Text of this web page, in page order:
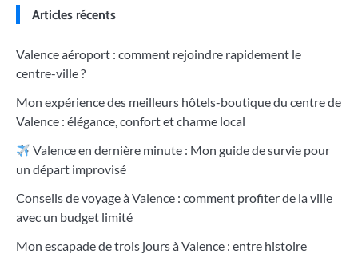
Articles récents
Valence aéroport : comment rejoindre rapidement le
centre-ville ?
Mon expérience des meilleurs hôtels-boutique du centre de
Valence : élégance, confort et charme local
Valence en dernière minute : Mon guide de survie pour
un départ improvisé
Conseils de voyage à Valence : comment profiter de la ville
avec un budget limité
Mon escapade de trois jours à Valence : entre histoire